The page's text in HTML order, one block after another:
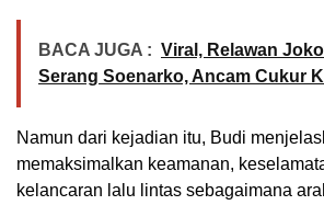
BACA JUGA : Viral, Relawan
Serang Soenarko, Ancam Cukur
Namun dari kejadian itu, Budi
memaksimalkan keamanan,
kelancaran lalu lintas sebagaimana